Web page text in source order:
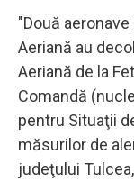
"Două
Aeriană au
Aeriană de la
Comandă
pentru Situaţii
măsurilor de
judeţului